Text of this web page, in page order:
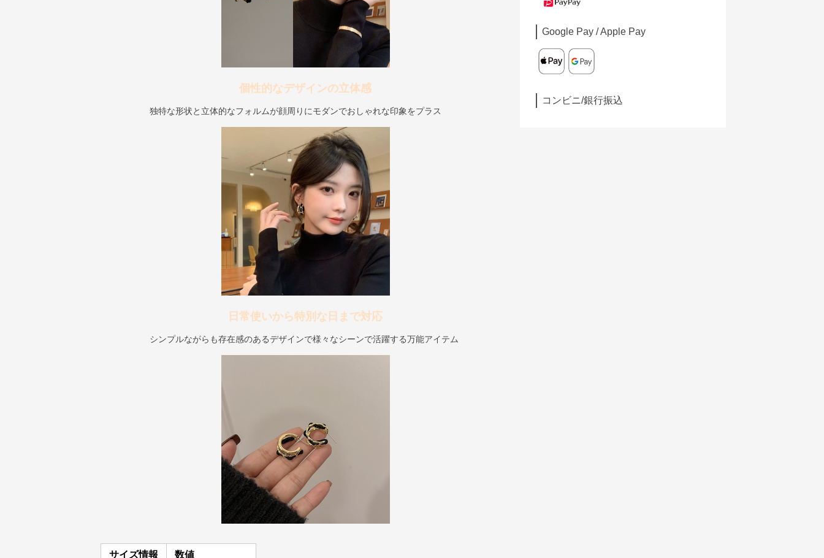
個性的なデザインの立体感
独特な形状と立体的なフォルムが顔周りにモダンでおしゃれな印象をプラス
日常使いから特別な日まで対応
シンプルながらも存在感のあるデザインで様々なシーンで活躍する万能アイテム
サイズ情報 数値
Google Pay / Apple Pay
コンビニ/銀行振込